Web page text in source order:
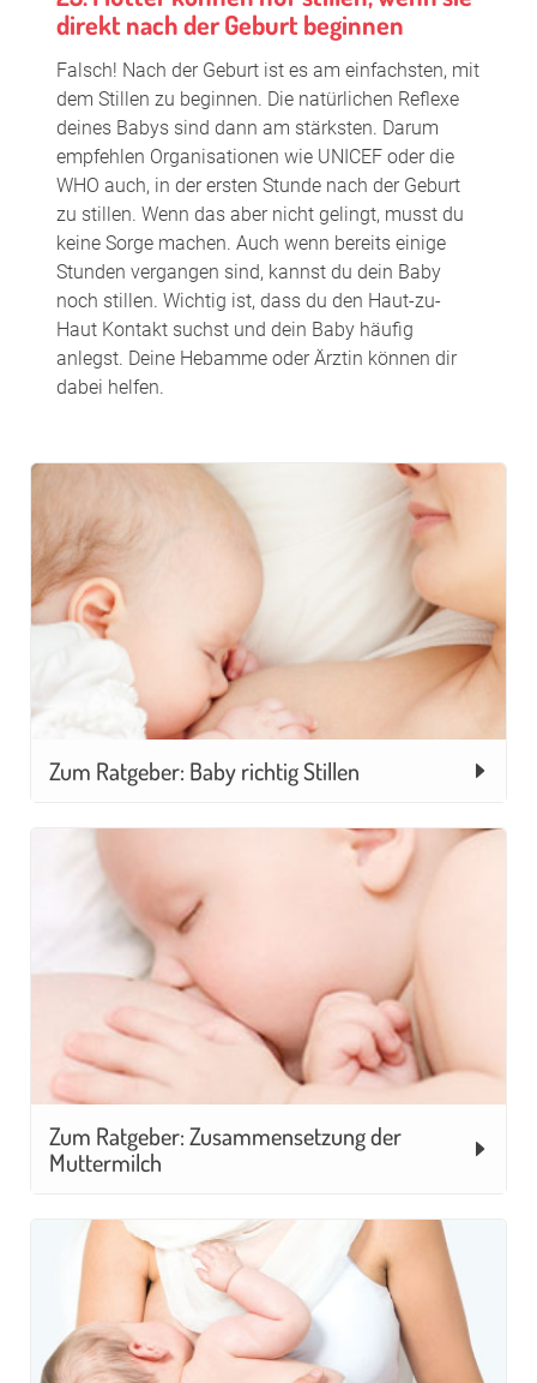
direkt nach der Geburt beginnen
Falsch! Nach der Geburt ist es am einfachsten, mit
dem Stillen zu beginnen. Die natürlichen Reflexe
deines Babys sind dann am stärksten. Darum
empfehlen Organisationen wie UNICEF oder die
WHO auch, in der ersten Stunde nach der Geburt
zu stillen. Wenn das aber nicht gelingt, musst du
keine Sorge machen. Auch wenn bereits einige
Stunden vergangen sind, kannst du dein Baby
noch stillen. Wichtig ist, dass du den Haut-zu-
Haut Kontakt suchst und dein Baby häufig
anlegst. Deine Hebamme oder Ärztin können dir
dabei helfen.
Zum Ratgeber: Baby richtig Stillen
Zum Ratgeber: Zusammensetzung der
Muttermilch